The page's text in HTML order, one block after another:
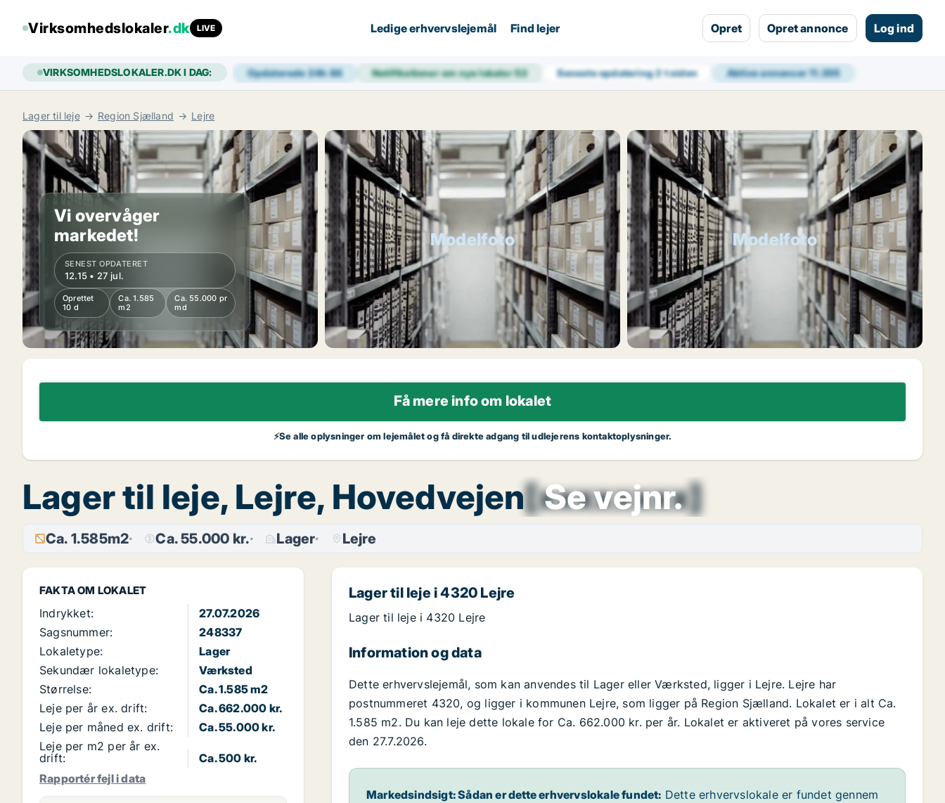
Virksomhedslokaler.dk LIVE Ledige erhvervslejemål Find lejer Opret Opret annonce Log ind
VIRKSOMHEDSLOKALER.DK I DAG: Opdaterede 24h86 Notifikationer om nye lokaler53 Seneste opdatering2 t siden Aktive annoncer11.355
Lager til leje Region Sjælland Lejre
Vi overvåger
markedet!
SENEST OPDATERET
12.15 • 27 jul.
Oprettet
10 d
Ca. 1.585
m2
Ca. 55.000 pr
md
Modelfoto Modelfoto
Få mere info om lokalet
⚡Se alle oplysninger om lejemålet og få direkte adgang til udlejerens kontaktoplysninger.
Lager til leje, Lejre, Hovedvejen Se vejnr.
[xxxxxxxx]
Ca. 1.585m2 Ca. 55.000 kr. Lager Lejre
FAKTA OM LOKALET
Indrykket:
27.07.2026
Sagsnummer:
248337
Lokaletype:
Lager
Sekundær lokaletype:
Værksted
Størrelse:
Ca. 1.585 m2
Leje per år ex. drift:
Ca. 662.000 kr.
Leje per måned ex. drift:
Ca. 55.000 kr.
Leje per m2 per år ex.
drift:
Ca. 500 kr.
Rapportér fejl i data
Lager til leje i 4320 Lejre
Lager til leje i 4320 Lejre
Information og data
Dette erhvervslejemål, som kan anvendes til Lager eller Værksted, ligger i Lejre. Lejre har
postnummeret 4320, og ligger i kommunen Lejre, som ligger på Region Sjælland. Lokalet er i alt Ca.
1.585 m2. Du kan leje dette lokale for Ca. 662.000 kr. per år. Lokalet er aktiveret på vores service
den 27.7.2026.
Markedsindsigt: Sådan er dette erhvervslokale fundet: Dette erhvervslokale er fundet gennem